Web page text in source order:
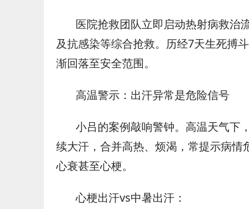
医院抢救团队立即启动热射病救治
及抗感染等综合抢救。历经7天生死搏
渐回落至安全范围。
高温警示：出汗异常是危险信号
小吕的案例敲响警钟。高温天气下
续大汗，合并高热、烦渴，常提示病情
心衰甚至心梗。
心梗出汗vs中暑出汗：